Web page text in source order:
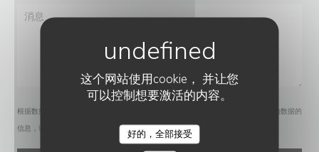
这个网站使用cookie， 并让您
可以控制想要激活的内容。
好的，全部接受
根据数据保护法规，您有权拒绝接收营销电话。如需了解更多关于我们如何处理您的数据的
信息，请查看我们的